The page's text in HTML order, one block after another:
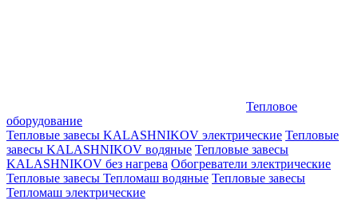
Тепловое
оборудование
Тепловые завесы KALASHNIKOV электрические Тепловые
завесы KALASHNIKOV водяные Тепловые завесы
KALASHNIKOV без нагрева Обогреватели электрические
Тепловые завесы Тепломаш водяные Тепловые завесы
Тепломаш электрические